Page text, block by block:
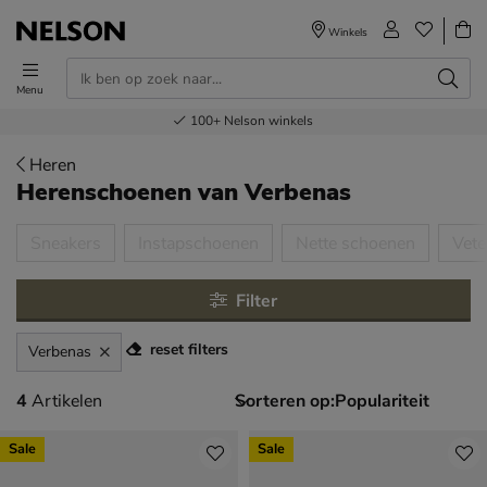
Menu
Winkels
Voor 23.00u besteld,volgende dag in huis
Gratisverzending en retour
Bestel nu,betaal later
100+ Nelson winkels
Heren
Herenschoenenvan Verbenas
Filter
Verbenas reset filters
4 artikelen
4 Artikelen Sorteren op:
Sale Sale